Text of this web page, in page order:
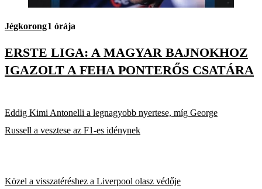
Jégkorong1 órája
ERSTE LIGA: A MAGYAR BAJNOKHOZ
IGAZOLT A FEHA PONTERŐS CSATÁRA
Eddig Kimi Antonelli a legnagyobb nyertese, míg George
Russell a vesztese az F1-es idénynek
Közel a visszatéréshez a Liverpool olasz védője